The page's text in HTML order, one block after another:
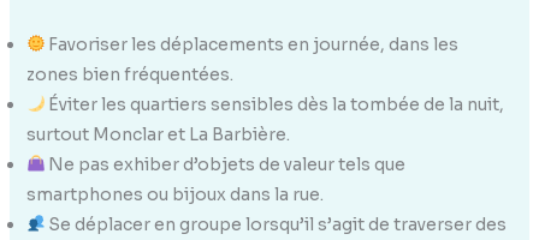
Favoriser les déplacements en journée, dans les
zones bien fréquentées.
Éviter les quartiers sensibles dès la tombée de la nuit,
surtout Monclar et La Barbière.
Ne pas exhiber d’objets de valeur tels que
smartphones ou bijoux dans la rue.
Se déplacer en groupe lorsqu’il s’agit de traverser des